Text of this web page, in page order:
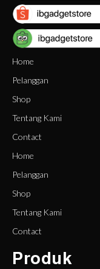
Home
Pelanggan
Shop
Tentang Kami
Contact
Home
Pelanggan
Shop
Tentang Kami
Contact
Produk